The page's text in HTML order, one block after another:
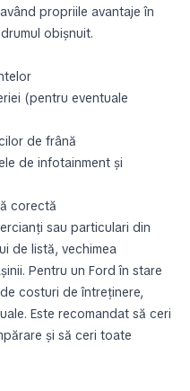
propriile avantaje în
obișnuit.
(pentru eventuale
de frână
de infotainment și
corectă
sau particulari din
de listă, vechimea
Pentru un Ford în stare
costuri de întreținere,
Este recomandat să ceri
și să ceri toate